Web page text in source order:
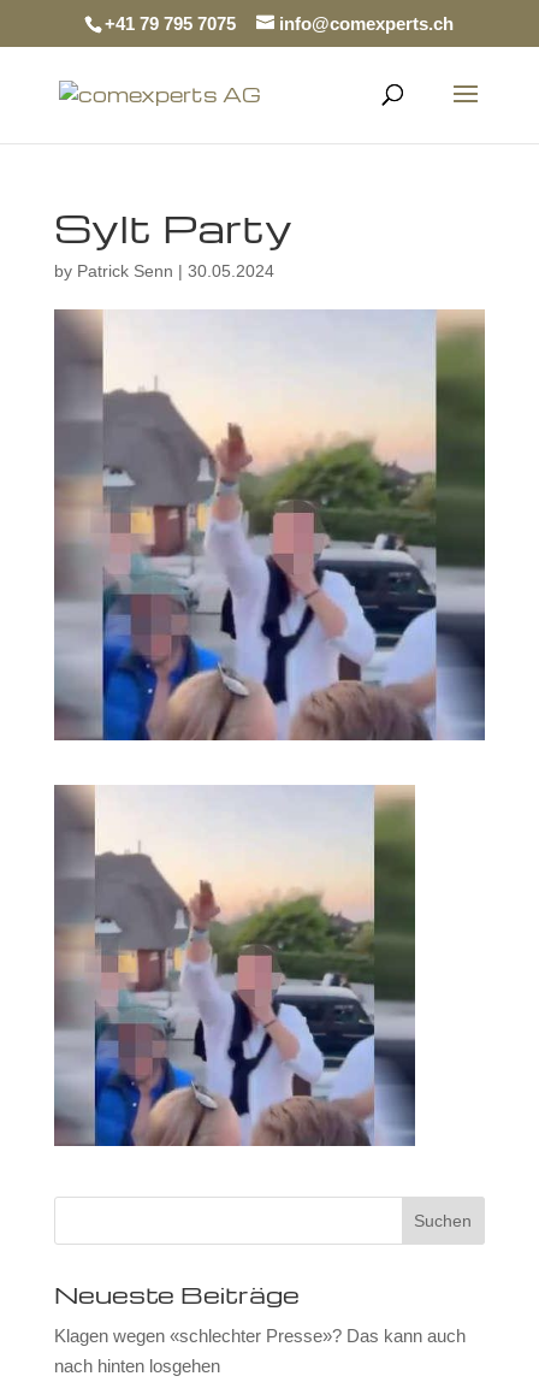
+41 79 795 7075 info@comexperts.ch
Sylt Party
by Patrick Senn | 30.05.2024
Neueste Beiträge
Klagen wegen «schlechter Presse»? Das kann auch
nach hinten losgehen